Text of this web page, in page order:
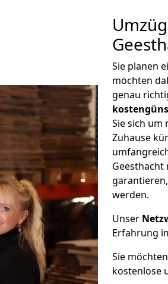
Sie planen
möchten
genau
Sie sich um
Zuhause
werden.
Unser
Erfahrung
Sie
kostenlose